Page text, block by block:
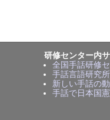
研修センター内
全国手話研修
手話言語研究所
新しい手話の
手話で日本国